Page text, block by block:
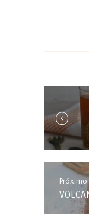
Próximo